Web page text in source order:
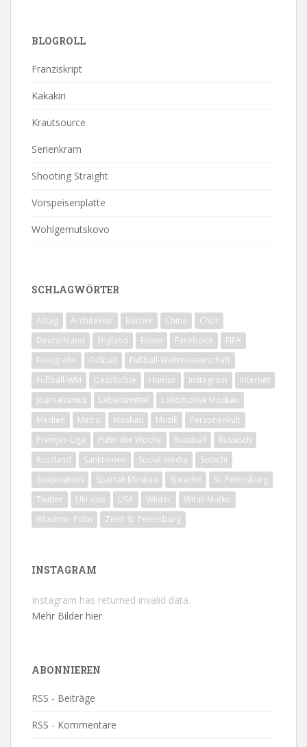
BLOGROLL
Franziskript
Kakakiri
Krautsource
Serienkram
Shooting Straight
Vorspeisenplatte
Wohlgemutskovo
SCHLAGWÖRTER
Alltag Architektur Bücher China
Chor
Deutschland
England Essen Facebook
FIFA
Fotografie
Fußball
Fußball-Weltmeisterschaft
Fußball-WM
Geschichte Humor Instagram
Internet
Journalismus
Lebensmittel
Lokomotive Moskau
Medien
Metro Moskau Musik
Personenkult
Premjer-Liga
Putin der Woche Russball
Russisch
Russland
Sanktionen Social media
Sotschi
Sowjetunion
Spartak Moskau Sprache
St. Petersburg
Twitter
Ukraine USA Winter
Witali Mutko
Wladimir Putin
Zenit St. Petersburg
INSTAGRAM
Instagram has returned invalid data.
Mehr Bilder hier
ABONNIEREN
RSS - Beiträge
RSS - Kommentare